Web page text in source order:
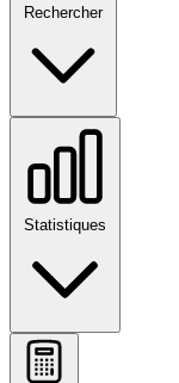
Rechercher
Statistiques